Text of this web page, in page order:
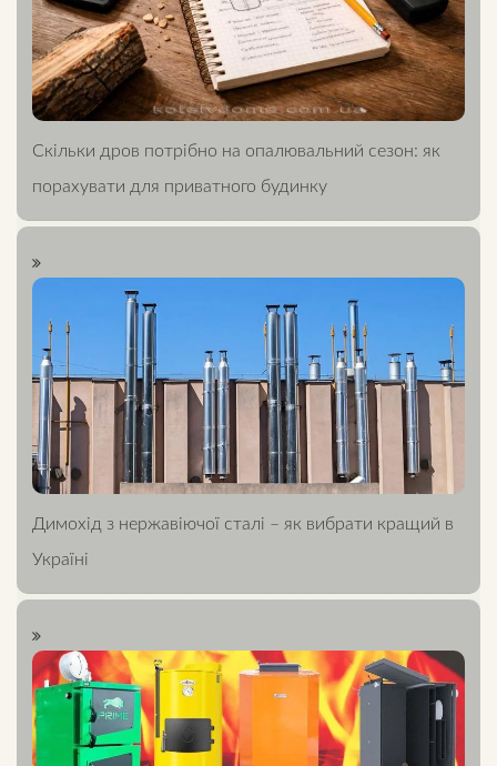
Скільки дров потрібно на опалювальний сезон: як
порахувати для приватного будинку
Димохід з нержавіючої сталі – як вибрати кращий в
Україні